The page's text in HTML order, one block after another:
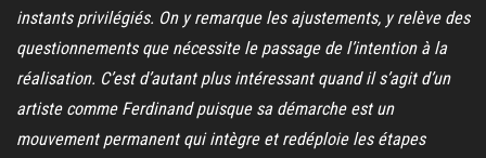
instants privilégiés. On y remarque les ajustements, y relève des
questionnements que nécessite le passage de l’intention à la
réalisation. C’est d’autant plus intéressant quand il s’agit d’un
artiste comme Ferdinand puisque sa démarche est un
mouvement permanent qui intègre et redéploie les étapes